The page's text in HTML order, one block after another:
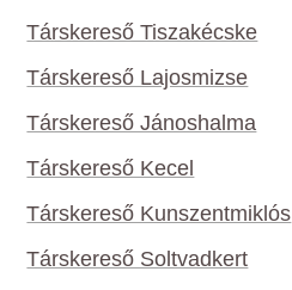
Társkereső Tiszakécske
Társkereső Lajosmizse
Társkereső Jánoshalma
Társkereső Kecel
Társkereső Kunszentmiklós
Társkereső Soltvadkert